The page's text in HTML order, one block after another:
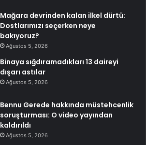
Mağara devrinden kalan ilkel dürtü:
Dostlarımızı seçerken neye
bakıyoruz?
Ağustos 5, 2026
Binaya sığdıramadıkları 13 daireyi
dışarı astılar
Ağustos 5, 2026
Bennu Gerede hakkında müstehcenlik
soruşturması: O video yayından
kaldırıldı
Ağustos 5, 2026